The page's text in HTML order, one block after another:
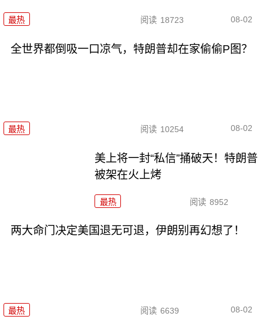
最热 阅读 18723 08-02
全世界都倒吸一口凉气，特朗普却在家偷偷P图？
最热 阅读 10254 08-02
美上将一封“私信”捅破天！特朗普
被架在火上烤
最热 阅读 8952
两大命门决定美国退无可退，伊朗别再幻想了！
最热 阅读 6639 08-02